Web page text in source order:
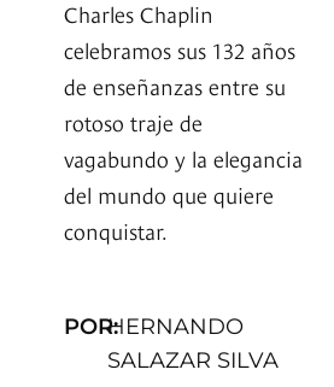
Charles Chaplin
celebramos sus 132 años
de enseñanzas entre su
rotoso traje de
vagabundo y la elegancia
del mundo que quiere
conquistar.
POR:HERNANDO
SALAZAR SILVA